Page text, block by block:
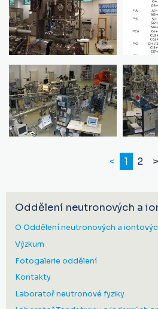
< 1 2 >
Oddělení neutronových a
O Oddělení neutronových a
Výzkum
Fotogalerie oddělení
Kontakty
Laboratoř neutronové fyziky